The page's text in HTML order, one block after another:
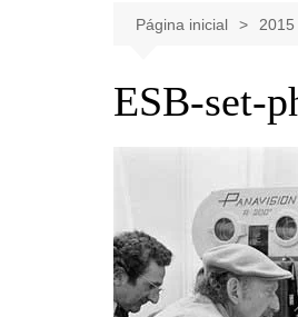
Celebridades
Música
Página inicial 2015
ESB-set-